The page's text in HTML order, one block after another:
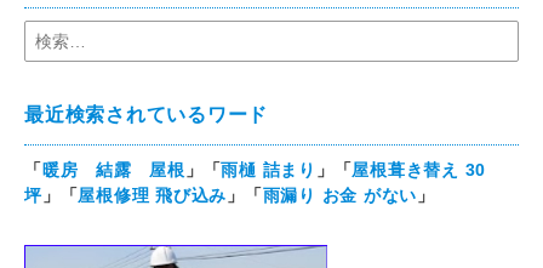
最近検索されているワード
「暖房 結露 屋根 」「雨樋 詰まり 」「屋根葺き替え 30
坪」「屋根修理 飛び込み 」「雨漏り お金 がない 」